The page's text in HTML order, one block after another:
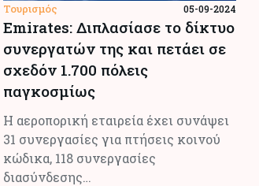
Τουρισμός 05-09-2024
Emirates: Διπλασίασε το δίκτυο
συνεργατών της και πετάει σε
σχεδόν 1.700 πόλεις
παγκοσμίως
H αεροπορική εταιρεία έχει συνάψει
31 συνεργασίες για πτήσεις κοινού
κώδικα, 118 συνεργασίες
διασύνδεσης…